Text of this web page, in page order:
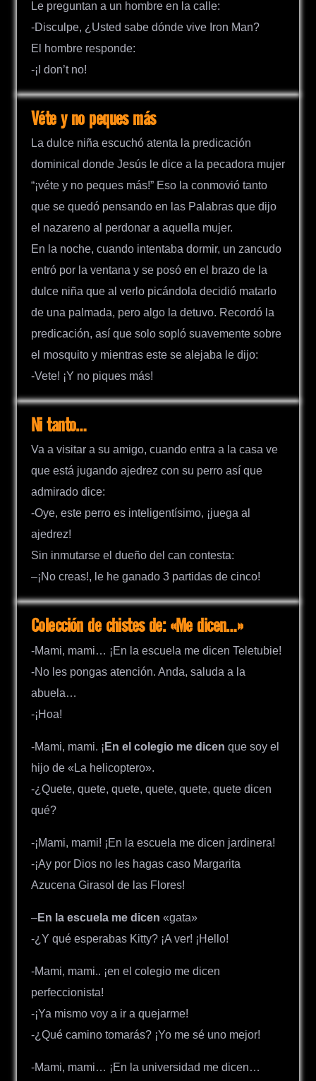
Le preguntan a un hombre en la calle:
-Disculpe, ¿Usted sabe dónde vive Iron Man?
El hombre responde:
-¡I don’t no!
Véte y no peques más
La dulce niña escuchó atenta la predicación
dominical donde Jesús le dice a la pecadora mujer
“¡véte y no peques más!” Eso la conmovió tanto
que se quedó pensando en las Palabras que dijo
el nazareno al perdonar a aquella mujer.
En la noche, cuando intentaba dormir, un zancudo
entró por la ventana y se posó en el brazo de la
dulce niña que al verlo picándola decidió matarlo
de una palmada, pero algo la detuvo. Recordó la
predicación, así que solo sopló suavemente sobre
el mosquito y mientras este se alejaba le dijo:
-Vete! ¡Y no piques más!
Ni tanto…
Va a visitar a su amigo, cuando entra a la casa ve
que está jugando ajedrez con su perro así que
admirado dice:
-Oye, este perro es inteligentísimo, ¡juega al
ajedrez!
Sin inmutarse el dueño del can contesta:
–¡No creas!, le he ganado 3 partidas de cinco!
Colección de chistes de: «Me dicen…»
-Mami, mami… ¡En la escuela me dicen Teletubie!
-No les pongas atención. Anda, saluda a la
abuela…
-¡Hoa!
-Mami, mami. ¡ En el colegio me dicen que soy el
hijo de «La helicoptero».
-¿Quete, quete, quete, quete, quete, quete dicen
qué?
-¡Mami, mami! ¡En la escuela me dicen jardinera!
-¡Ay por Dios no les hagas caso Margarita
Azucena Girasol de las Flores!
–En la escuela me dicen «gata»
-¿Y qué esperabas Kitty? ¡A ver! ¡Hello!
-Mami, mami.. ¡en el colegio me dicen
perfeccionista!
-¡Ya mismo voy a ir a quejarme!
-¿Qué camino tomarás? ¡Yo me sé uno mejor!
-Mami, mami… ¡En la universidad me dicen…